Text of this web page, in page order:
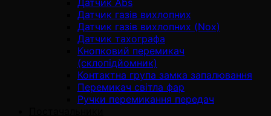
Датчик газів вихлопних
Датчик газів вихлопних (Nox)
Датчик тахографа
Кнопковий перемикач
(склопідйомник)
Контактна група замка запалювання
Перемикач світла фар
Ручки перемикання передач